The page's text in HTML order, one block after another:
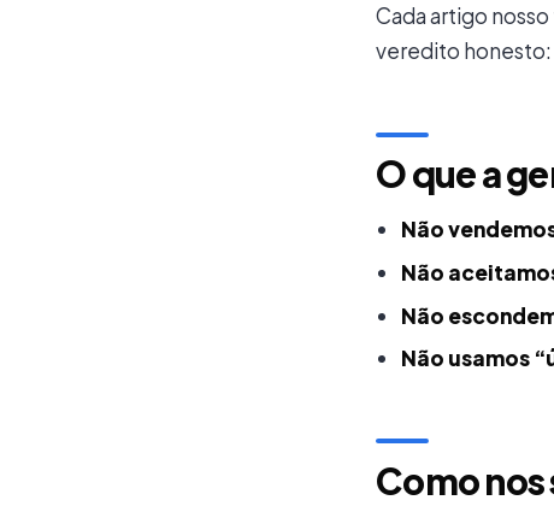
Cada artigo
veredito honesto:
O que a
Não
Não
Não
Não usamos
Como